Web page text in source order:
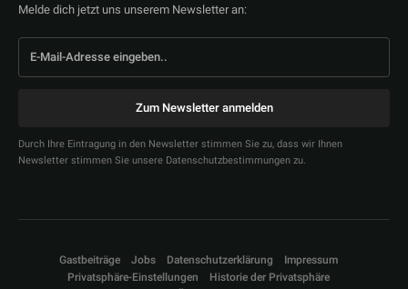
Melde dich jetzt uns unserem Newsletter an:
Zum Newsletter anmelden
Durch Ihre Eintragung in den Newsletter stimmen Sie zu, dass wir Ihnen
Newsletter stimmen Sie unsere Datenschutzbestimmungen zu.
Gastbeiträge Jobs Datenschutzerklärung
Impressum
Privatsphäre-Einstellungen
Historie der Privatsphäre